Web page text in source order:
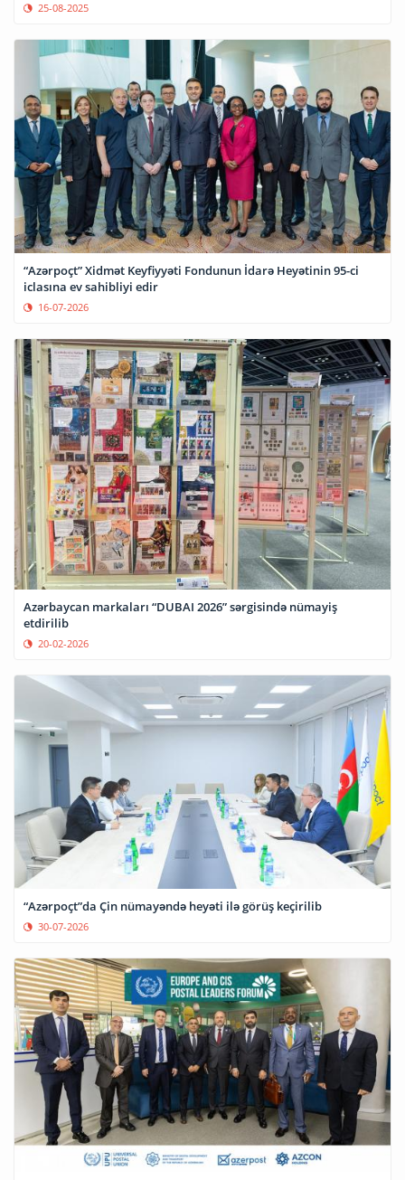
25-08-2025
“Azərpoçt” Xidmət Keyfiyyəti Fondunun İdarə Heyətinin 95-ci
iclasına ev sahibliyi edir
16-07-2026
Azərbaycan markaları “DUBAI 2026” sərgisində nümayiş
etdirilib
20-02-2026
“Azərpoçt”da Çin nümayəndə heyəti ilə görüş keçirilib
30-07-2026